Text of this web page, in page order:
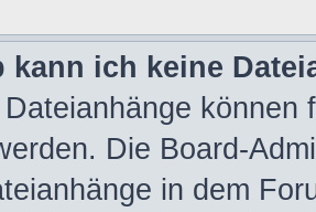
kann ich keine
Die Board-
in dem